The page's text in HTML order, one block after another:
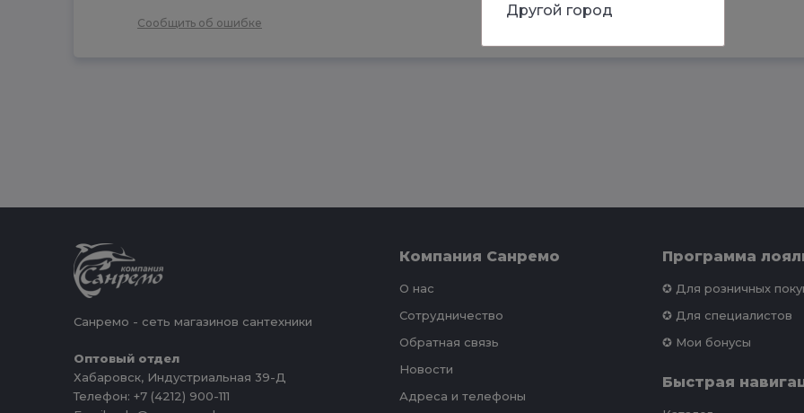
Сообщить об ошибке
Санремо - сеть магазинов сантехники
Оптовый отдел
Хабаровск, Индустриальная 39-Д
Телефон: +7 (4212) 900-111
Компания Санремо
О нас
Сотрудничество
Обратная связь
Новости
Адреса и телефоны
Программа
✪ Для розничных
✪ Для специалистов
✪ Мои бонусы
Быстрая
Другой город